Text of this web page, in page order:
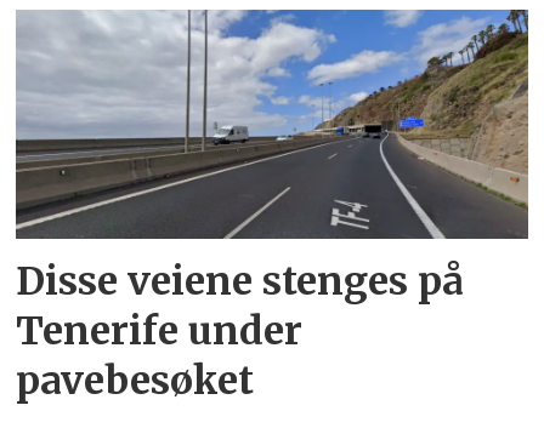
Disse veiene stenges på
Tenerife under
pavebesøket